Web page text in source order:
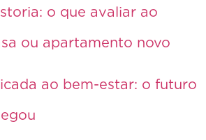
o que avaliar ao
ou apartamento novo
ao bem-estar: o futuro